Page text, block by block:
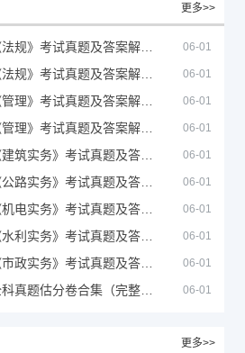
更多>>
06-01
06-01
06-01
06-01
06-01
06-01
06-01
06-01
06-01
06-01
更多>>